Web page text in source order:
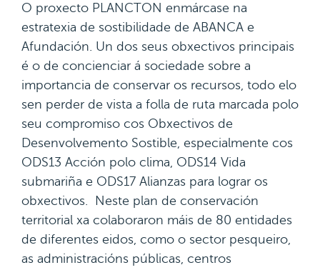
O proxecto PLANCTON enmárcase na
estratexia de sostibilidade de ABANCA e
Afundación. Un dos seus obxectivos principais
é o de concienciar á sociedade sobre a
importancia de conservar os recursos, todo elo
sen perder de vista a folla de ruta marcada polo
seu compromiso cos Obxectivos de
Desenvolvemento Sostible, especialmente cos
ODS13 Acción polo clima, ODS14 Vida
submariña e ODS17 Alianzas para lograr os
obxectivos. Neste plan de conservación
territorial xa colaboraron máis de 80 entidades
de diferentes eidos, como o sector pesqueiro,
as administracións públicas, centros